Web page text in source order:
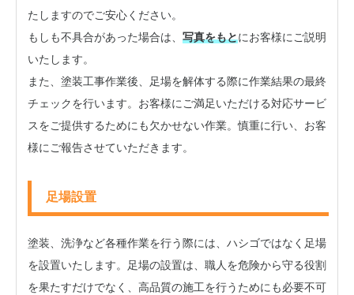
たしますのでご安心ください。
もしも不具合があった場合は、 写真をもとにお客様にご説明
いたします。
また、塗装工事作業後、足場を解体する際に作業結果の最終
チェックを行います。お客様にご満足いただける対応サービ
スをご提供するためにも欠かせない作業。慎重に行い、お客
様にご報告させていただきます。
足場設置
塗装、洗浄など各種作業を行う際には、ハシゴではなく足場
を設置いたします。足場の設置は、職人を危険から守る役割
を果たすだけでなく、高品質の施工を行うためにも必要不可